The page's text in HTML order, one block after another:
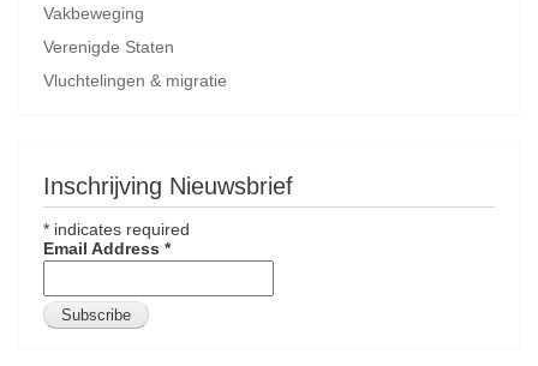
Vakbeweging
Verenigde Staten
Vluchtelingen & migratie
Inschrijving Nieuwsbrief
* indicates required
Email Address *